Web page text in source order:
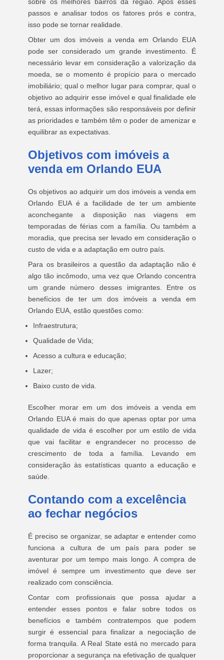
passos e analisar todos os fatores prós e contra,
isso pode se tornar realidade.
Obter um dos imóveis a venda em Orlando EUA
pode ser considerado um grande investimento. É
necessário levar em consideração a valorização da
moeda, se o momento é propício para o mercado
imobiliário; qual o melhor lugar para comprar, qual o
objetivo ao adquirir esse imóvel e qual finalidade ele
terá, essas informações são responsáveis por definir
as prioridades e também têm o poder de amenizar e
equilibrar as expectativas.
Objetivos com imóveis a
venda em Orlando EUA
Os objetivos ao adquirir um dos imóveis a venda em
Orlando EUA é a facilidade de ter um ambiente
aconchegante a disposição nas viagens em
temporadas de férias com a família. Ou também a
moradia, que precisa ser levado em consideração o
custo de vida e a adaptação em outro país.
Para os brasileiros a questão da adaptação não é
algo tão incômodo, uma vez que Orlando concentra
um grande número desses imigrantes. Entre os
benefícios de ter um dos imóveis a venda em
Orlando EUA, estão questões como:
Infraestrutura;
Qualidade de Vida;
Acesso a cultura e educação;
Lazer;
Baixo custo de vida.
Escolher morar em um dos imóveis a venda em
Orlando EUA é mais do que apenas optar por uma
qualidade de vida é escolher por um estilo de vida
que vai facilitar e engrandecer no processo de
crescimento de toda a família. Levando em
consideração às estatísticas quanto a educação e
saúde.
Contando com a excelência
ao fechar negócios
É preciso se organizar, se adaptar e entender como
funciona a cultura de um país para poder se
aventurar por um tempo mais longo. A compra de
imóvel é sempre um investimento que deve ser
realizado com consciência.
Contar com profissionais que possa ajudar a
entender esses pontos e falar sobre todos os
benefícios e também contratempos que podem
surgir é essencial para finalizar a negociação de
forma tranquila. A Real State está no mercado para
proporcionar a segurança na efetivação de qualquer